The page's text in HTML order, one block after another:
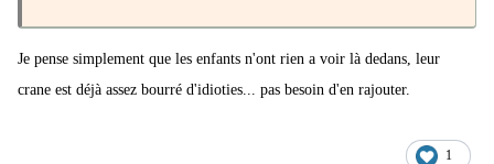
Je pense simplement que les enfants n'ont rien a voir là dedans, leur
crane est déjà assez bourré d'idioties... pas besoin d'en rajouter.
1